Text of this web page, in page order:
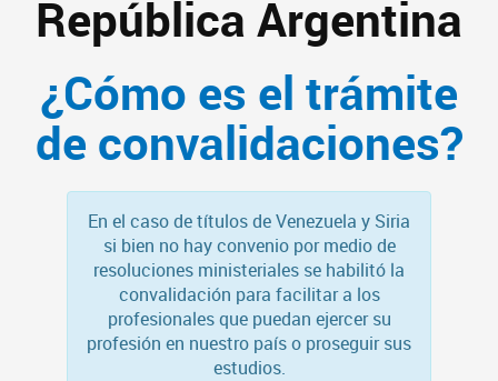
República Argentina
¿Cómo es el trámite
de convalidaciones?
En el caso de títulos de Venezuela y Siria
si bien no hay convenio por medio de
resoluciones ministeriales se habilitó la
convalidación para facilitar a los
profesionales que puedan ejercer su
profesión en nuestro país o proseguir sus
estudios.